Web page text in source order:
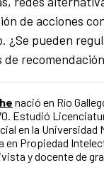
de acciones
¿Se pueden
de
nació en Río
Estudió
en la Universidad
en Propiedad
y docente de